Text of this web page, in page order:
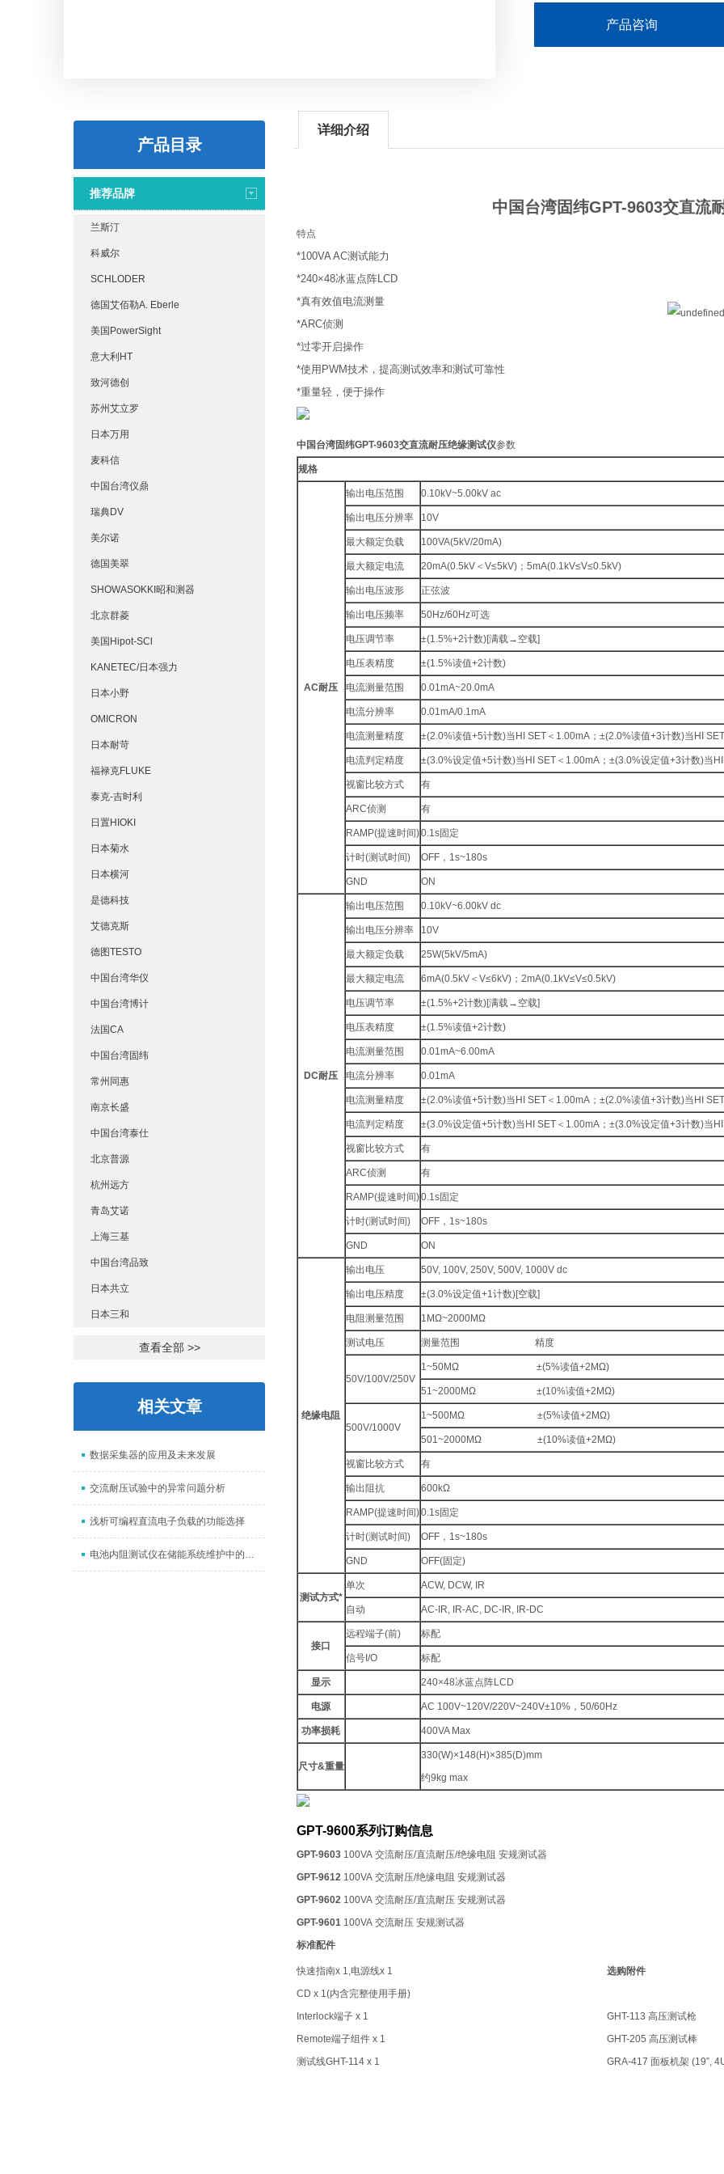
产品咨询
产品目录
推荐品牌
兰斯汀
科威尔
SCHLODER
德国艾佰勒A. Eberle
美国PowerSight
意大利HT
致河德创
苏州艾立罗
日本万用
麦科信
中国台湾仪鼎
瑞典DV
美尔诺
德国美翠
SHOWASOKKI昭和测器
北京群菱
美国Hipot-SCl
KANETEC/日本强力
日本小野
OMICRON
日本耐苛
福禄克FLUKE
泰克-吉时利
日置HIOKI
日本菊水
日本横河
是德科技
艾德克斯
德图TESTO
中国台湾华仪
中国台湾博计
法国CA
中国台湾固纬
常州同惠
南京长盛
中国台湾泰仕
北京普源
杭州远方
青岛艾诺
上海三基
中国台湾品致
日本共立
日本三和
查看全部 >>
相关文章
数据采集器的应用及未来发展
交流耐压试验中的异常问题分析
浅析可编程直流电子负载的功能选择
电池内阻测试仪在储能系统维护中的应用
详细介绍
中国台湾固纬GPT-9603交直流
特点
*100VA AC测试能力
*240×48冰蓝点阵LCD
*真有效值电流测量
*ARC侦测
*过零开启操作
*使用PWM技术，提高测试效率和测试可靠性
*重量轻，便于操作
中国台湾固纬GPT-9603交直流耐压绝缘测试仪参数
规格
AC耐压
输出电压范围 0.10kV~5.00kV ac
输出电压分辨率 10V
最大额定负载 100VA(5kV/20mA)
最大额定电流 20mA(0.5kV＜V≤5kV)；5mA(0.1kV≤V≤0.5kV)
输出电压波形 正弦波
输出电压频率 50Hz/60Hz可选
电压调节率 ±(1.5%+2计数)[满载→空载]
电压表精度 ±(1.5%读值+2计数)
电流测量范围 0.01mA~20.0mA
电流分辨率 0.01mA/0.1mA
电流测量精度 ±(2.0%读值+5计数)当HI SET＜1.00mA；±(2.0%读值+3计数)当HI
电流判定精度 ±(3.0%设定值+5计数)当HI SET＜1.00mA；±(3.0%设定值+3计数)当
视窗比较方式 有
ARC侦测 有
RAMP(提速时间)0.1s固定
计时(测试时间) OFF，1s~180s
GND ON
DC耐压
输出电压范围 0.10kV~6.00kV dc
输出电压分辨率 10V
最大额定负载 25W(5kV/5mA)
最大额定电流 6mA(0.5kV＜V≤6kV)；2mA(0.1kV≤V≤0.5kV)
电压调节率 ±(1.5%+2计数)[满载→空载]
电压表精度 ±(1.5%读值+2计数)
电流测量范围 0.01mA~6.00mA
电流分辨率 0.01mA
电流测量精度 ±(2.0%读值+5计数)当HI SET＜1.00mA；±(2.0%读值+3计数)当HI
电流判定精度 ±(3.0%设定值+5计数)当HI SET＜1.00mA；±(3.0%设定值+3计数)当
视窗比较方式 有
ARC侦测 有
RAMP(提速时间)0.1s固定
计时(测试时间) OFF，1s~180s
GND ON
绝缘电阻
输出电压 50V, 100V, 250V, 500V, 1000V dc
输出电压精度 ±(3.0%设定值+1计数)[空载]
电阻测量范围 1MΩ~2000MΩ
测试电压 测量范围 精度
50V/100V/250V
1~50MΩ ±(5%读值+2MΩ)
51~2000MΩ ±(10%读值+2MΩ)
500V/1000V
1~500MΩ ±(5%读值+2MΩ)
501~2000MΩ ±(10%读值+2MΩ)
视窗比较方式 有
输出阻抗 600kΩ
RAMP(提速时间)0.1s固定
计时(测试时间) OFF，1s~180s
GND OFF(固定)
测试方式*
单次 ACW, DCW, IR
自动 AC-IR, IR-AC, DC-IR, IR-DC
接口
远程端子(前) 标配
信号I/O 标配
显示 240×48冰蓝点阵LCD
电源 AC 100V~120V/220V~240V±10%，50/60Hz
功率损耗 400VA Max
尺寸&重量
330(W)×148(H)×385(D)mm
约9kg max
GPT-9600系列订购信息
GPT-9603100VA 交流耐压/直流耐压/绝缘电阻 安规测试器
GPT-9612100VA 交流耐压/绝缘电阻 安规测试器
GPT-9602100VA 交流耐压/直流耐压 安规测试器
GPT-9601100VA 交流耐压 安规测试器
标准配件
快速指南x 1,电源线x 1
CD x 1(内含完整使用手册)
Interlock端子 x 1
Remote端子组件 x 1
测试线GHT-114 x 1
选购附件
GHT-113 高压测试枪
GHT-205 高压测试棒
GRA-417 面板机架 (19”,